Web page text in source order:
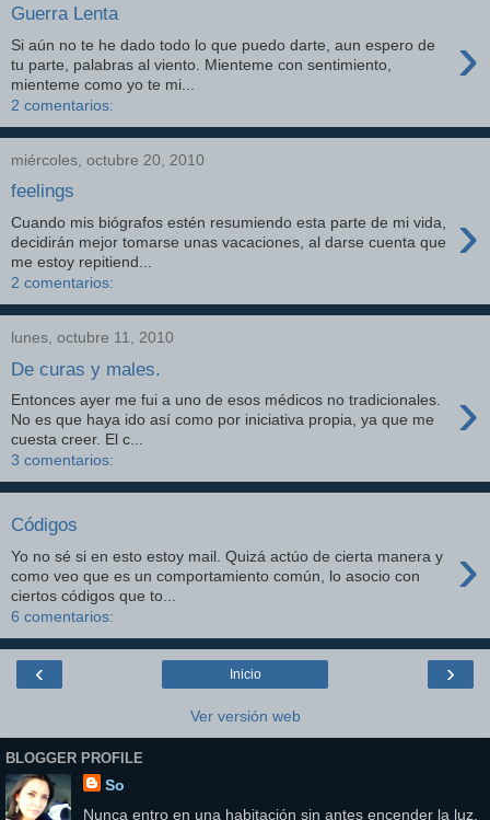
Guerra Lenta
›
Si aún no te he dado todo lo que puedo darte, aun espero de
tu parte, palabras al viento. Mienteme con sentimiento,
mienteme como yo te mi...
2 comentarios:
miércoles, octubre 20, 2010
feelings
›
Cuando mis biógrafos estén resumiendo esta parte de mi vida,
decidirán mejor tomarse unas vacaciones, al darse cuenta que
me estoy repitiend...
2 comentarios:
lunes, octubre 11, 2010
De curas y males.
›
Entonces ayer me fui a uno de esos médicos no tradicionales.
No es que haya ido así como por iniciativa propia, ya que me
cuesta creer. El c...
3 comentarios:
Códigos
›
Yo no sé si en esto estoy mail. Quizá actúo de cierta manera y
como veo que es un comportamiento común, lo asocio con
ciertos códigos que to...
6 comentarios:
‹ ›
Inicio
Ver versión web
BLOGGER PROFILE
So
Nunca entro en una habitación sin antes encender la luz.